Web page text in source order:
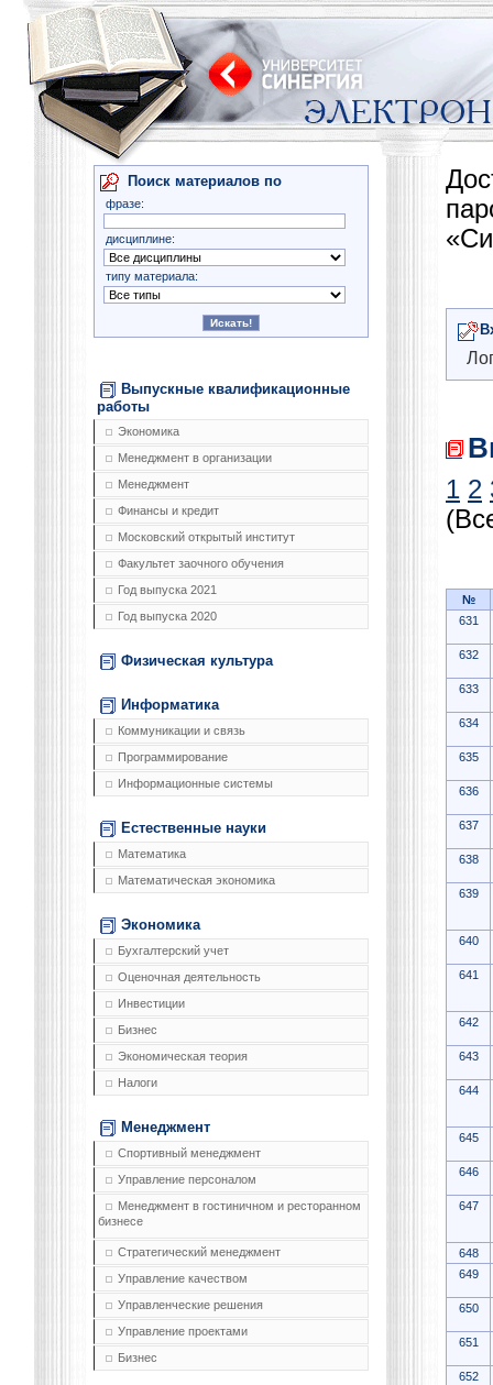
Поиск материалов по
фразе:
дисциплине:
типу материала:
Выпускные квалификационные
работы
Экономика
Менеджмент в организации
Менеджмент
Финансы и кредит
Московский открытый институт
Факультет заочного обучения
Год выпуска 2021
Год выпуска 2020
Физическая культура
Информатика
Коммуникации и связь
Программирование
Информационные системы
Естественные науки
Математика
Математическая экономика
Экономика
Бухгалтерский учет
Оценочная деятельность
Инвестиции
Бизнес
Экономическая теория
Налоги
Менеджмент
Спортивный менеджмент
Управление персоналом
Менеджмент в гостиничном и ресторанном
бизнесе
Стратегический менеджмент
Управление качеством
Управленческие решения
Управление проектами
Бизнес
1 2
№
631
632
633
634
635
636
637
638
639
640
641
642
643
644
645
646
647
648
649
650
651
652